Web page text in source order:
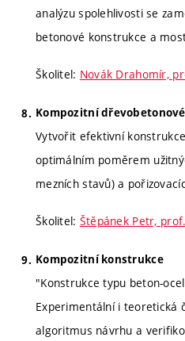
analýzu spolehlivosti se
betonové konstrukce a
Školitel: Novák Drahomír,
Kompozitní
Vytvořit efektivní
optimálním poměrem
mezních stavů) a
Školitel: Štěpánek Petr,
Kompozitní konstrukce
"Konstrukce typu beton-
Experimentální i teoretická
algoritmus návrhu a